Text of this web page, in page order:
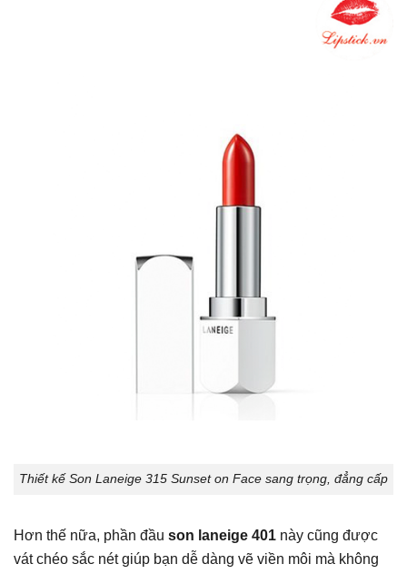
Thiết kế Son Laneige 315 Sunset on Face sang trọng, đẳng cấp
Hơn thế nữa, phần đầu son laneige 401 này cũng được
vát chéo sắc nét giúp bạn dễ dàng vẽ viền môi mà không